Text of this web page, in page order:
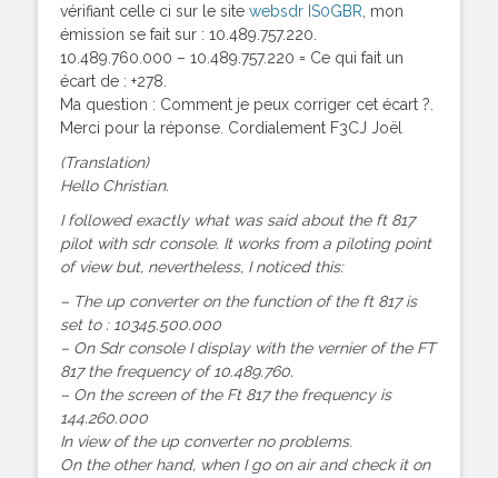
vérifiant celle ci sur le site websdr IS0GBR, mon
émission se fait sur : 10.489.757.220.
10.489.760.000 – 10.489.757.220 = Ce qui fait un
écart de : +278.
Ma question : Comment je peux corriger cet écart ?.
Merci pour la réponse. Cordialement F3CJ Joël
(Translation)
Hello Christian.
I followed exactly what was said about the ft 817
pilot with sdr console. It works from a piloting point
of view but, nevertheless, I noticed this:
– The up converter on the function of the ft 817 is
set to : 10345.500.000
– On Sdr console I display with the vernier of the FT
817 the frequency of 10.489.760.
– On the screen of the Ft 817 the frequency is
144.260.000
In view of the up converter no problems.
On the other hand, when I go on air and check it on